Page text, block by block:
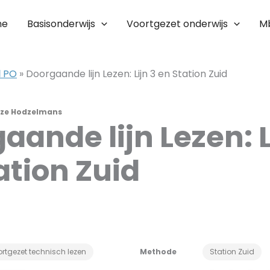
Basisonderwijs Voortgezet onderwijs
» Doorgaande lijn Lezen: Lijn 3 en Station Zuid
Hodzelmans
technisch lezen Methode Station Zuid
lijn Lezen:
Zuid